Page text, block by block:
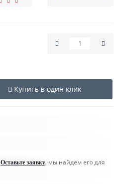
Купить в один клик
Оставьте заявку, мы найдем его для